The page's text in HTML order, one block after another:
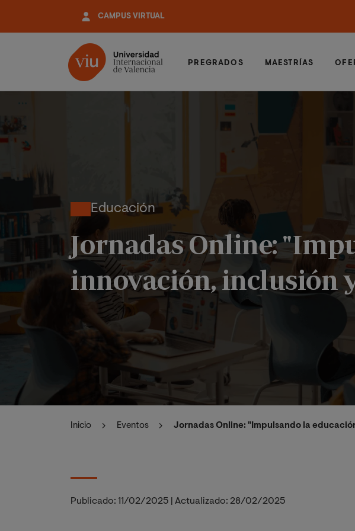
contenido
CAMPUS VIRTUAL
PREGRADOS MAESTRÍAS
Educación
Jornadas Online:
innovación, inclusión
Inicio Eventos Jornadas Online: "Impulsando la
Publicado: 11/02/2025 Actualizado: 28/02/2025